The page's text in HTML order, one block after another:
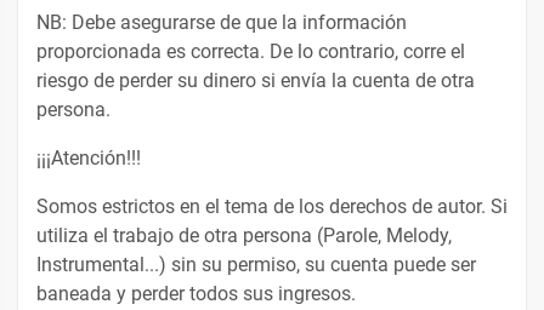
NB: Debe asegurarse de que la información
proporcionada es correcta. De lo contrario, corre el
riesgo de perder su dinero si envía la cuenta de otra
persona.
¡¡¡Atención!!!
Somos estrictos en el tema de los derechos de autor. Si
utiliza el trabajo de otra persona (Parole, Melody,
Instrumental...) sin su permiso, su cuenta puede ser
baneada y perder todos sus ingresos.